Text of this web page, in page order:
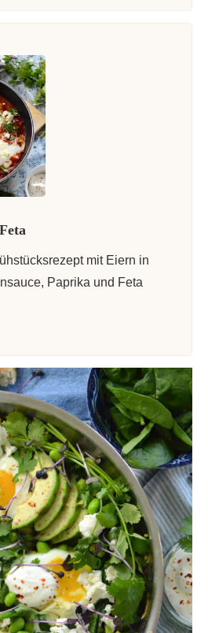
mit Eiern in
Paprika und Feta